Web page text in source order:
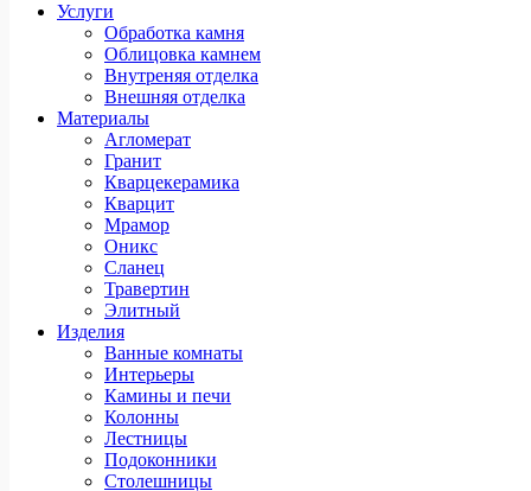
Услуги
Обработка камня
Облицовка камнем
Внутреняя отделка
Внешняя отделка
Материалы
Агломерат
Гранит
Кварцекерамика
Кварцит
Мрамор
Оникс
Сланец
Травертин
Элитный
Изделия
Ванные комнаты
Интерьеры
Камины и печи
Колонны
Лестницы
Подоконники
Столешницы